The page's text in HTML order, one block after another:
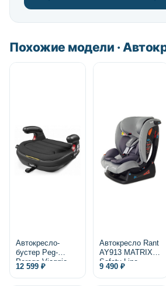
Похожие модели ·
Автокресло-
бустер Peg-
Perego Viaggio
Shuttle 2/3
12 599 ₽
Автокресло Rant
AY913 MATRIX
Safety Line
9 490 ₽